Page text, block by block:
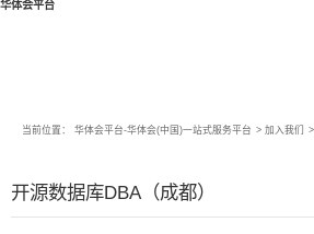
华体会平台
当前位置： 华体会平台-华体会(中国)一站式服务平台 > 加入我们 >
开源数据库DBA（成都）